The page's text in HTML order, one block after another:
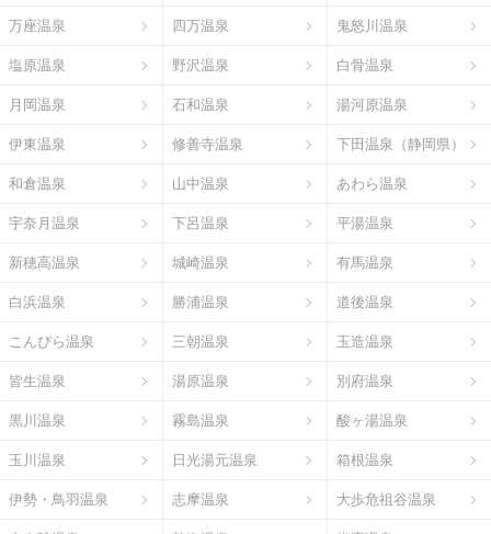
万座温泉 四万温泉 鬼怒川温泉
塩原温泉 野沢温泉 白骨温泉
月岡温泉 石和温泉 湯河原温泉
伊東温泉 修善寺温泉 下田温泉（静岡県）
和倉温泉 山中温泉 あわら温泉
宇奈月温泉 下呂温泉 平湯温泉
新穂高温泉 城崎温泉 有馬温泉
白浜温泉 勝浦温泉 道後温泉
こんぴら温泉 三朝温泉 玉造温泉
皆生温泉 湯原温泉 別府温泉
黒川温泉 霧島温泉 酸ヶ湯温泉
玉川温泉 日光湯元温泉 箱根温泉
伊勢・鳥羽温泉 志摩温泉 大歩危祖谷温泉